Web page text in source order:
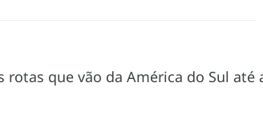
que vão da América do Sul até